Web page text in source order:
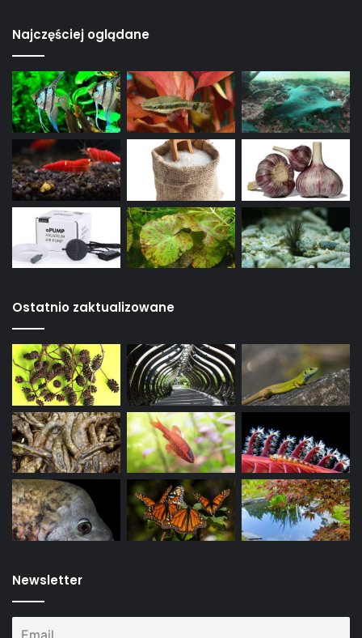
Najczęściej oglądane
Ostatnio zaktualizowane
Newsletter